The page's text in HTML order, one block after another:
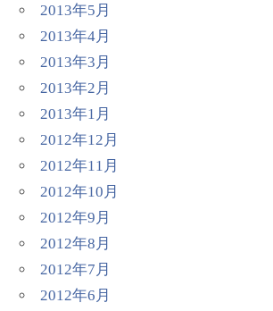
2013年5月
2013年4月
2013年3月
2013年2月
2013年1月
2012年12月
2012年11月
2012年10月
2012年9月
2012年8月
2012年7月
2012年6月